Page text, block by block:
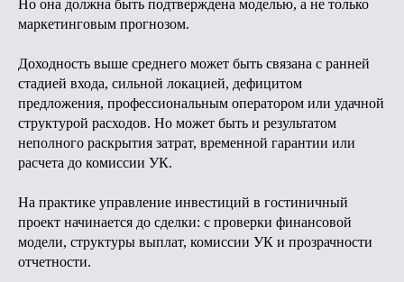
Но она должна быть подтверждена моделью, а не только
маркетинговым прогнозом.
Доходность выше среднего может быть связана с ранней
стадией входа, сильной локацией, дефицитом
предложения, профессиональным оператором или удачной
структурой расходов. Но может быть и результатом
неполного раскрытия затрат, временной гарантии или
расчета до комиссии УК.
На практике управление инвестиций в гостиничный
проект начинается до сделки: с проверки финансовой
модели, структуры выплат, комиссии УК и прозрачности
отчетности.